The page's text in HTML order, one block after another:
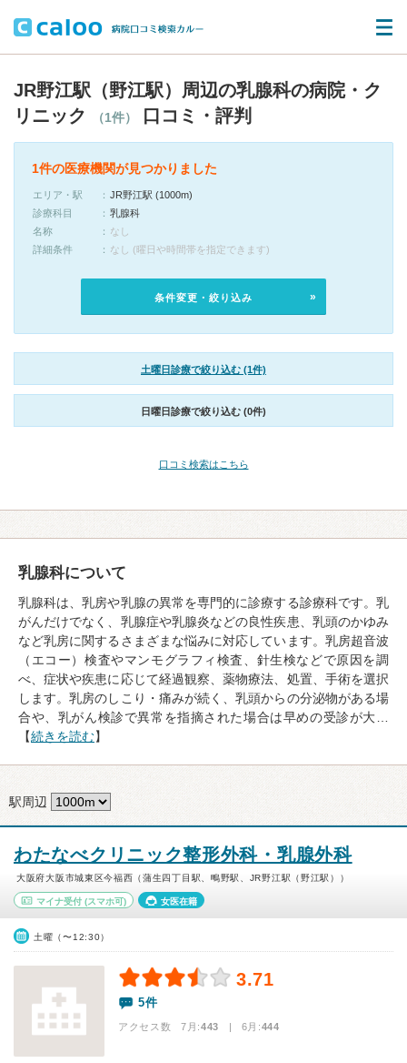
JR野江駅（野江駅）周辺の乳腺科の病院・ク
リニック
（1件） 口コミ・評判
1件の医療機関が見つかりました
エリア・駅
JR野江駅 (1000m)
診療科目
乳腺科
名称
なし
詳細条件
なし (曜日や時間帯を指定できます)
条件変更・絞り込み
土曜日診療で絞り込む (1件)
日曜日診療で絞り込む (0件)
口コミ検索はこちら
乳腺科について
乳腺科は、乳房や乳腺の異常を専門的に診療する診療科です。乳
がんだけでなく、乳腺症や乳腺炎などの良性疾患、乳頭のかゆみ
など乳房に関するさまざまな悩みに対応しています。乳房超音波
（エコー）検査やマンモグラフィ検査、針生検などで原因を調
べ、症状や疾患に応じて経過観察、薬物療法、処置、手術を選択
します。乳房のしこり・痛みが続く、乳頭からの分泌物がある場
合や、乳がん検診で異常を指摘された場合は早めの受診が大…
【続きを読む】
駅周辺
わたなべクリニック整形外科・乳腺外科
大阪府大阪市城東区今福西（蒲生四丁目駅、鴫野駅、JR野江駅（野江駅））
マイナ受付 (スマホ可) 女医在籍
土曜（〜12:30）
3.71
5件
アクセス数 7月:443 | 6月:444